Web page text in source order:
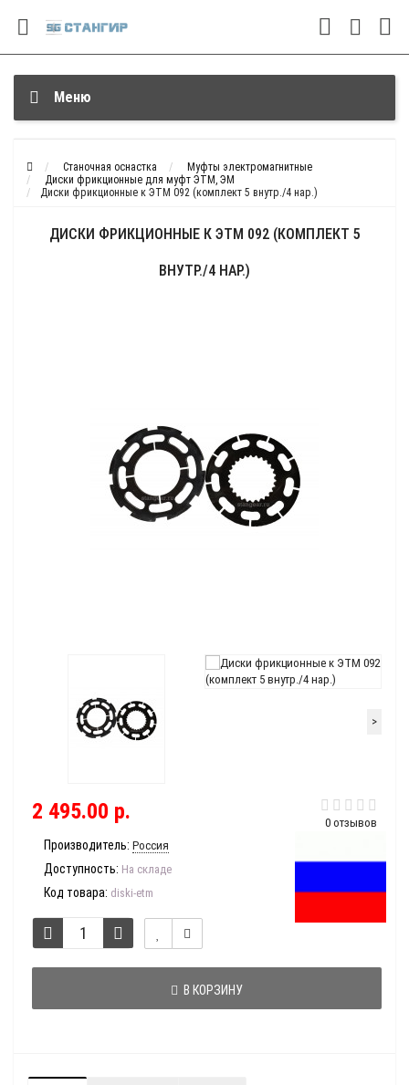
Меню
Станочная оснастка
Муфты электромагнитные
Диски фрикционные для муфт ЭТМ, ЭМ
Диски фрикционные к ЭТМ 092 (комплект 5 внутр./4 нар.)
ДИСКИ ФРИКЦИОННЫЕ К ЭТМ 092 (КОМПЛЕКТ 5
ВНУТР./4 НАР.)
>
0 отзывов
2 495.00 р.
Производитель: Россия
Доступность: На складе
Код товара: diski-etm
В КОРЗИНУ